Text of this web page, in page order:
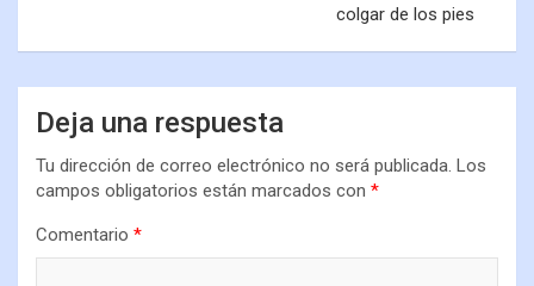
colgar de los pies
Deja una respuesta
Tu dirección de correo electrónico no será publicada. Los
campos obligatorios están marcados con *
Comentario *